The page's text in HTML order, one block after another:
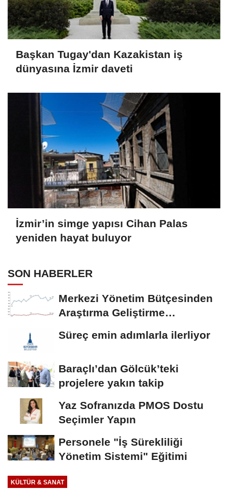
Başkan Tugay'dan Kazakistan iş
dünyasına İzmir daveti
İzmir’in simge yapısı Cihan Palas
yeniden hayat buluyor
SON HABERLER
Merkezi Yönetim Bütçesinden
Araştırma Geliştirme
Süreç emin adımlarla ilerliyor
Baraçlı’dan Gölcük’teki
projelere yakın takip
Yaz Sofranızda PMOS Dostu
Seçimler Yapın
Personele "İş Sürekliliği
Yönetim Sistemi" Eğitimi
KÜLTÜR & SANAT